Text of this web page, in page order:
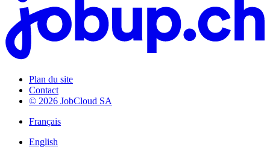
Plan du site
Contact
© 2026 JobCloud SA
Français
English